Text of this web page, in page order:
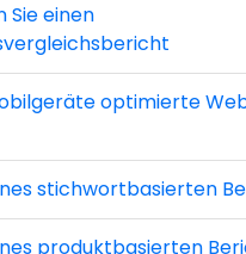
Sie einen
optimierte
stichwortbasierten
produktbasierten